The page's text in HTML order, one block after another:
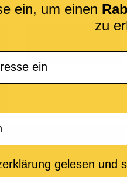
Produkte
MIDI-Dateien
ein, um einen
zu
gelesen und